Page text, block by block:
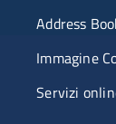
Menu
Address
Immagine
Servizi